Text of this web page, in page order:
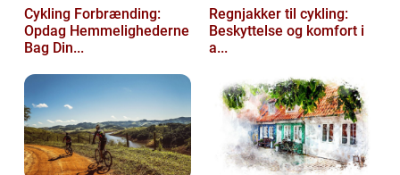
Cykling Forbrænding:
Opdag Hemmelighederne
Bag Din...
Regnjakker til cykling:
Beskyttelse og komfort i
a...